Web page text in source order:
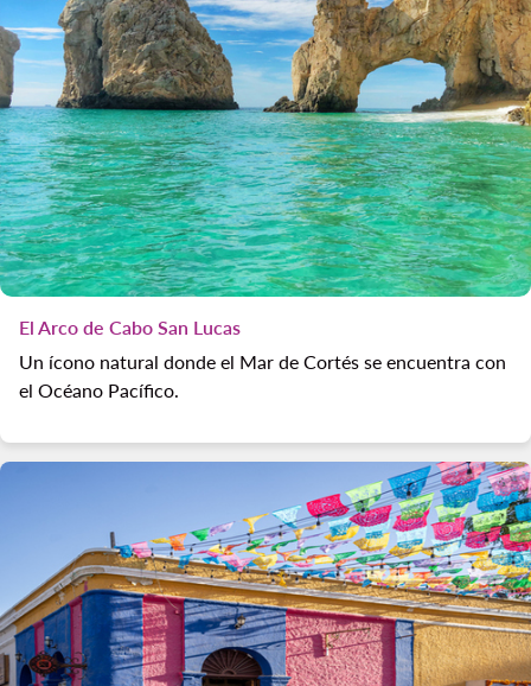
El Arco de Cabo San Lucas
Un ícono natural donde el Mar de Cortés se encuentra con
el Océano Pacífico.